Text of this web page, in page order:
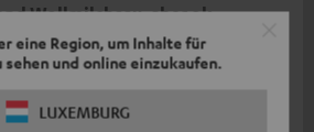
eine Region, um Inhalte für
und online einzukaufen.
LUXEMBURG
Wollmilchsau, aber ok.
nicht. Der sensationelle Support hat
Komplette Bewertung lesen